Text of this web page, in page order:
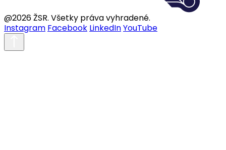
@2026 ŽSR. Všetky práva vyhradené.
Instagram Facebook LinkedInYouTube